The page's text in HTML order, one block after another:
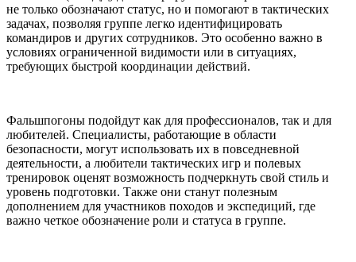
не только обозначают статус, но и помогают в тактических
задачах, позволяя группе легко идентифицировать
командиров и других сотрудников. Это особенно важно в
условиях ограниченной видимости или в ситуациях,
требующих быстрой координации действий.
Фальшпогоны подойдут как для профессионалов, так и для
любителей. Специалисты, работающие в области
безопасности, могут использовать их в повседневной
деятельности, а любители тактических игр и полевых
тренировок оценят возможность подчеркнуть свой стиль и
уровень подготовки. Также они станут полезным
дополнением для участников походов и экспедиций, где
важно четкое обозначение роли и статуса в группе.